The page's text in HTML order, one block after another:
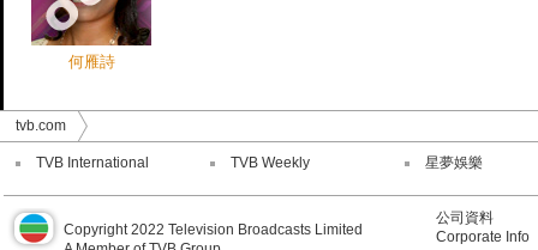
何雁詩
tvb.com
TVB International TVB Weekly 星夢娛樂
Copyright 2022 Television Broadcasts Limited
公司資料
Corporate Info